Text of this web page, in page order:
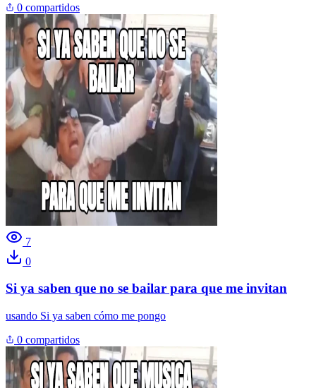
0 compartidos
7
0
Si ya saben que no se bailar para que me invitan
usando Si ya saben cómo me pongo
0 compartidos